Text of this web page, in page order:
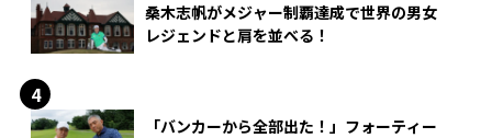
桑木志帆がメジャー制覇達成で世界の男女
レジェンドと肩を並べる！
「バンカーから全部出た！」フォーティー